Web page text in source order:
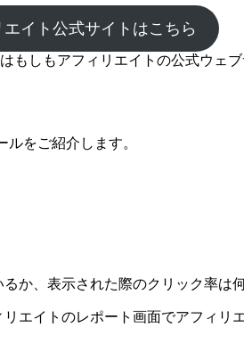
イト公式サイトはこちら
もしもアフィリエイトの公式ウェ
をご紹介します。
か、表示された際のクリック率は
エイトのレポート画面でアフィ